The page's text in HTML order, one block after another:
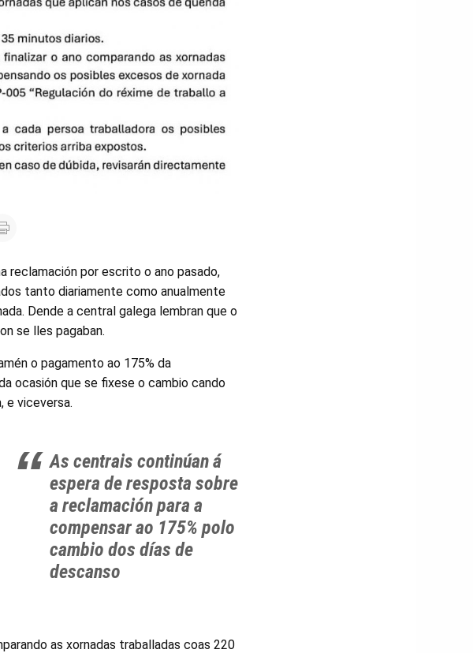
reclamación por escrito o ano pasado,
tanto diariamente como anualmente
Dende a central galega lembran que o
se lles pagaban.
o pagamento ao 175% da
ocasión que se fixese o cambio cando
e viceversa.
As centrais continúan á
espera de resposta sobre
a reclamación para a
compensar ao 175% polo
cambio dos días de
descanso
as xornadas traballadas coas 220